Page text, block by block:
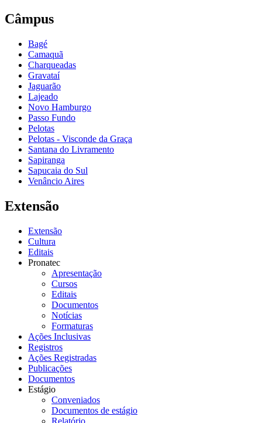
Câmpus
Bagé
Camaquã
Charqueadas
Gravataí
Jaguarão
Lajeado
Novo Hamburgo
Passo Fundo
Pelotas
Pelotas - Visconde da Graça
Santana do Livramento
Sapiranga
Sapucaia do Sul
Venâncio Aires
Extensão
Extensão
Cultura
Editais
Pronatec
Apresentação
Cursos
Editais
Documentos
Notícias
Formaturas
Ações Inclusivas
Registros
Ações Registradas
Publicações
Documentos
Estágio
Conveniados
Documentos de estágio
Relatório